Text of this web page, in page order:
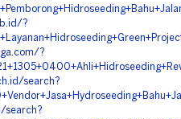
?
?
search?
search?